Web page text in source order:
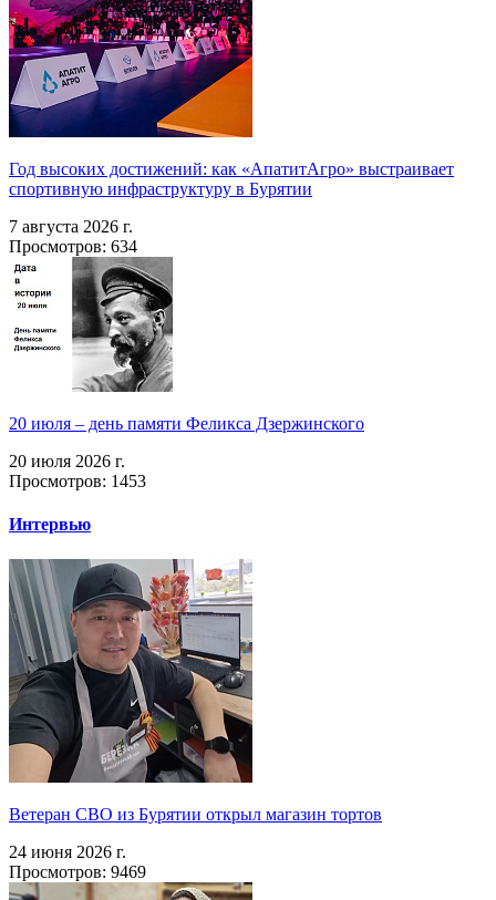
Год высоких достижений: как «АпатитАгро» выстраивает
спортивную инфраструктуру в Бурятии
7 августа 2026 г.
Просмотров: 634
20 июля – день памяти Феликса Дзержинского
20 июля 2026 г.
Просмотров: 1453
Интервью
Ветеран СВО из Бурятии открыл магазин тортов
24 июня 2026 г.
Просмотров: 9469